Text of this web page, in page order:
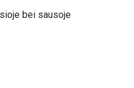
bei sausoje